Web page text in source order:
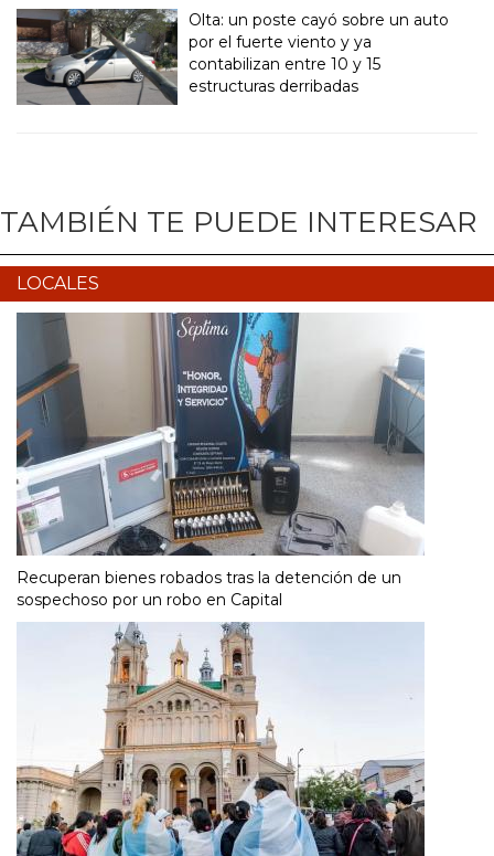
Olta: un poste cayó sobre un auto
por el fuerte viento y ya
contabilizan entre 10 y 15
estructuras derribadas
TAMBIÉN TE PUEDE INTERESAR
LOCALES
Recuperan bienes robados tras la detención de un
sospechoso por un robo en Capital